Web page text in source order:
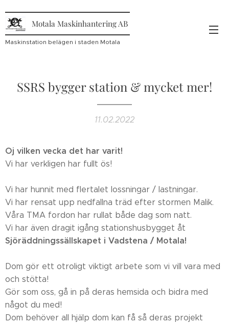
Motala Maskinhantering AB
Maskinstation belägen i staden Motala
SSRS bygger station & mycket mer!
11.02.2022
Oj vilken vecka det har varit!
Vi har verkligen har fullt ös!
Vi har hunnit med flertalet lossningar / lastningar.
Vi har rensat upp nedfallna träd efter stormen Malik.
Våra TMA fordon har rullat både dag som natt.
Vi har även dragit igång stationshusbygget åt
Sjöräddningssällskapet i Vadstena / Motala!
Dom gör ett otroligt viktigt arbete som vi vill vara med
och stötta!
Gör som oss, gå in på deras hemsida och bidra med
något du med!
Dom behöver all hjälp dom kan få så deras projekt